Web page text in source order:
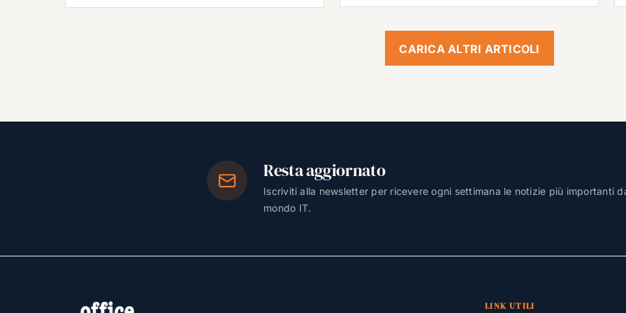
CARICA ALTRI ARTICOLI
Resta aggiornato
Iscriviti alla newsletter per ricevere ogni settimana le notizie più importanti
mondo IT.
LINK UTILI